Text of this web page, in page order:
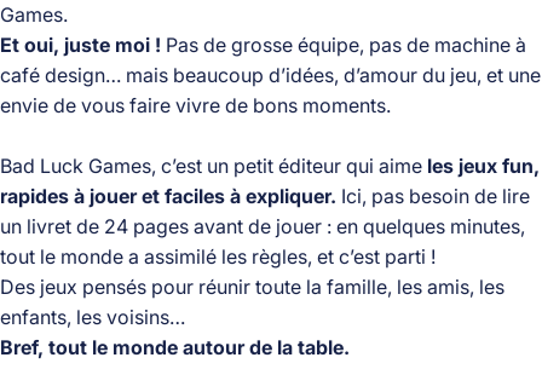
Games.
Et oui, juste moi ! Pas de grosse équipe, pas de machine à
café design… mais beaucoup d’idées, d’amour du jeu, et une
envie de vous faire vivre de bons moments.
Bad Luck Games, c’est un petit éditeur qui aime les jeux fun,
rapides à jouer et faciles à expliquer. Ici, pas besoin de lire
un livret de 24 pages avant de jouer : en quelques minutes,
tout le monde a assimilé les règles, et c’est parti !
Des jeux pensés pour réunir toute la famille, les amis, les
enfants, les voisins…
Bref, tout le monde autour de la table.